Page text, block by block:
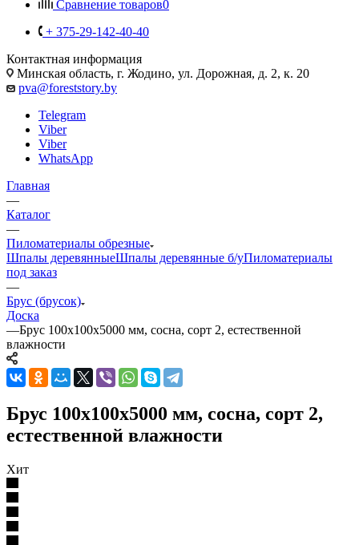
Сравнение товаров0
+ 375-29-142-40-40
Контактная информация
Минская область, г. Жодино, ул. Дорожная, д. 2, к. 20
pva@foreststory.by
Telegram
Viber
Viber
WhatsApp
Главная
—
Каталог
—
Пиломатериалы обрезные
Шпалы деревянныеШпалы деревянные б/уПиломатериалы
под заказ
—
Брус (брусок)
Доска
—Брус 100x100x5000 мм, сосна, сорт 2, естественной
влажности
Брус 100x100x5000 мм, сосна, сорт 2,
естественной влажности
Хит